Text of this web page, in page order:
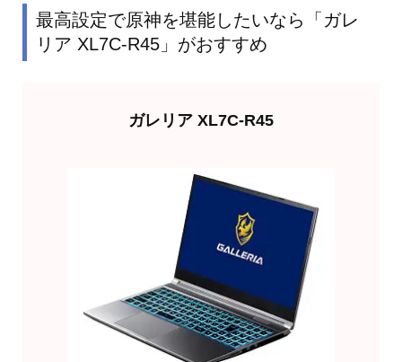
最高設定で原神を堪能したいなら「ガレ
リア XL7C-R45」がおすすめ
ガレリア XL7C-R45